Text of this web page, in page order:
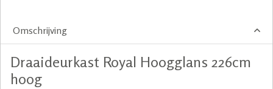
Omschrijving
Draaideurkast Royal Hoogglans 226cm
hoog